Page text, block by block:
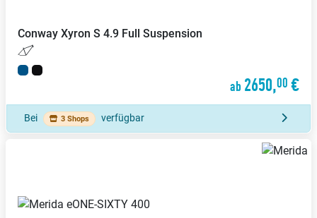
Conway Xyron S 4.9 Full Suspension
ab 2650,00 €
Bei 3 Shops verfügbar